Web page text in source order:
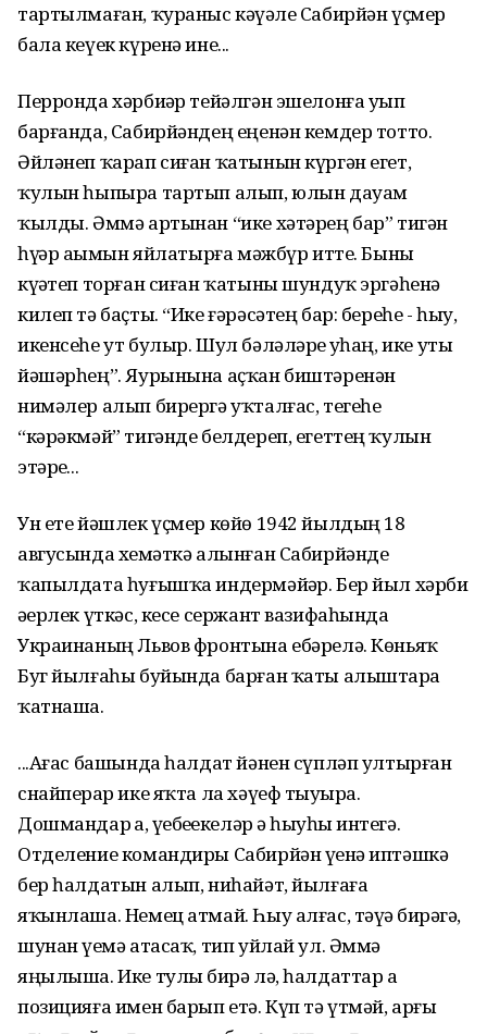
тартылмаған, ҡураныс кәүҙәле Сабирйән үҫмер
бала кеүек күренә ине...
Перронда хәрбиҙәр тейәлгән эшелонға уҙып
барғанда, Сабирйәндең еңенән кемдер тотто.
Әйләнеп ҡарап сиған ҡатынын күргән егет,
ҡулын һыпыра тартып алып, юлын дауам
ҡылды. Әммә артынан “ике хәтәрең бар” тигән
һүҙҙәр аҙымын яйлатырға мәжбүр итте. Быны
күҙәтеп торған сиған ҡатыны шундуҡ эргәһенә
килеп тә баҫты. “Ике ғәрәсәтең бар: береһе - һыу,
икенсеһе ут булыр. Шул бәләләрҙе уҙһаң, ике утыҙ
йәшәрһең”. Яурынына аҫҡан биштәренән
нимәлер алып бирергә уҡталғас, тегеһе
“кәрәкмәй” тигәнде белдереп, егеттең ҡулын
этәрҙе...
Ун ете йәшлек үҫмер көйө 1942 йылдың 18
авгусында хеҙмәткә алынған Сабирйәнде
ҡапылдата һуғышҡа индермәйҙәр. Бер йыл хәрби
әҙерлек үткәс, кесе сержант вазифаһында
Украинаның Львов фронтына ебәрелә. Көньяҡ
Буг йылғаһы буйында барған ҡаты алыштарҙа
ҡатнаша.
...Ағас башында һалдат йәнен сүпләп ултырған
снайперҙар ике яҡта ла хәүеф тыуҙыра.
Дошмандар ҙа, үҙебеҙҙекеләр ҙә һыуһыҙ интегә.
Отделение командиры Сабирйән үҙенә иптәшкә
бер һалдатын алып, ниһайәт, йылғаға
яҡынлаша. Немец атмай. Һыу алғас, тәүҙә биҙрәгә,
шунан үҙемә атасаҡ, тип уйлай ул. Әммә
яңылыша. Ике тулы биҙрә лә, һалдаттар ҙа
позицияға имен барып етә. Күп тә үтмәй, арғы